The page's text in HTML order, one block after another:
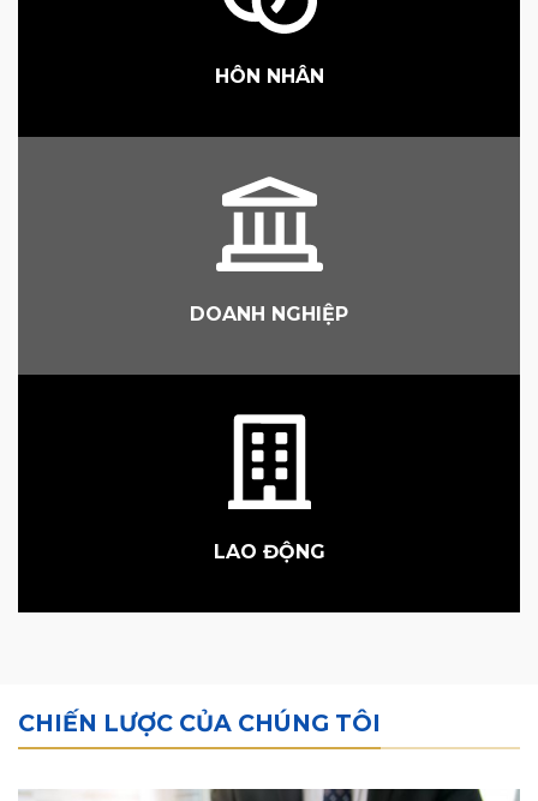
HÔN NHÂN
DOANH NGHIỆP
LAO ĐỘNG
CHIẾN LƯỢC CỦA CHÚNG TÔI